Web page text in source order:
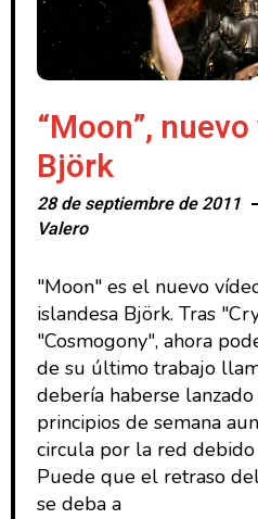
“Moon”,
Björk
28 de septiembre de 2011
Valero
"Moon" es el nuevo
islandesa Björk. Tras
"Cosmogony", ahora
de su último trabajo
debería haberse
principios de semana
circula por la red
Puede que el retraso
se deba a